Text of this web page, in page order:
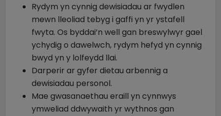
Rydym yn cynnig dewisiadau ar fwydlen
mewn lleoliad tebyg i gaffi yn yr ystafell
fwyta. Os byddai’n well gan breswylwyr gael
ychydig o dawelwch, rydym hefyd yn cynnig
bwyd yn y lolfeydd llai.
Darperir ar gyfer dietau arbennig a
dewisiadau personol.
Mae gwasanaethau eraill yn cynnwys
ymweliad ddwywaith yr wythnos gan